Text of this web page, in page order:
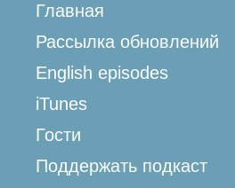
Главная
Рассылка обновлений
English episodes
iTunes
Гости
Поддержать подкаст